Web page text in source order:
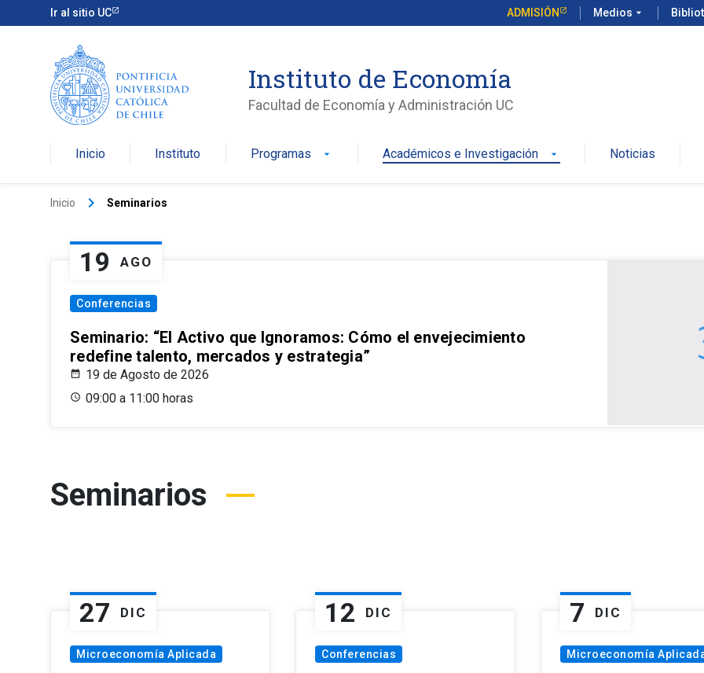
Ir al sitio UC ADMISIÓN Medios arrow_drop_down
Instituto de Economía
Facultad de Economía y Administración UC
Inicio Instituto Programas arrow_drop_down Académicos e Investigación arrow_drop_down Noticias
Inicio keyboard_arrow_right Seminarios
19 AGO
Conferencias
Seminario: “El Activo que Ignoramos: Cómo el envejecimiento
redefine talento, mercados y estrategia”
19 de Agosto de 2026
09:00 a 11:00 horas
Seminarios
27 DIC
Microeconomía Aplicada
12 DIC
Conferencias
7 DIC
Microeconomía